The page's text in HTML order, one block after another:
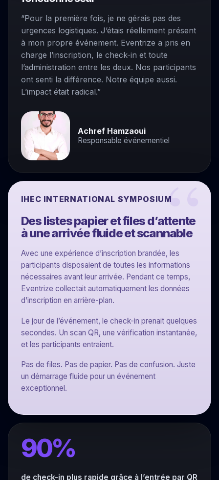
“Pour la première fois, je ne gérais pas des
urgences logistiques. J’étais réellement présent
à mon propre événement. Eventrize a pris en
charge l’inscription, le check-in et toute
l’administration entre les deux. Nos participants
ont senti la différence. Notre équipe aussi.
L’impact était radical.”
Achref Hamzaoui
Responsable événementiel
IHEC INTERNATIONAL SYMPOSIUM
Des listes papier et files d’attente
à une arrivée fluide et scannable
Avec une expérience d’inscription brandée, les
participants disposaient de toutes les informations
nécessaires avant leur arrivée. Pendant ce temps,
Eventrize collectait automatiquement les données
d’inscription en arrière-plan.
Le jour de l’événement, le check-in prenait quelques
secondes. Un scan QR, une vérification instantanée,
et les participants entraient.
Pas de files. Pas de papier. Pas de confusion. Juste
un démarrage fluide pour un événement
exceptionnel.
90%
de check-in plus rapide grâce à l’entrée par QR